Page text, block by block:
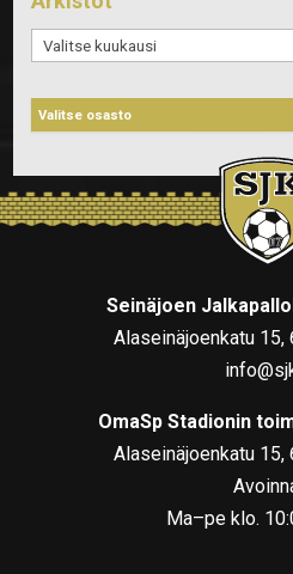
Arkistot
Seinäjoen
Alaseinäjoenkatu 15,
OmaSp Stadionin
Alaseinäjoenkatu 15,
Ma–pe klo.